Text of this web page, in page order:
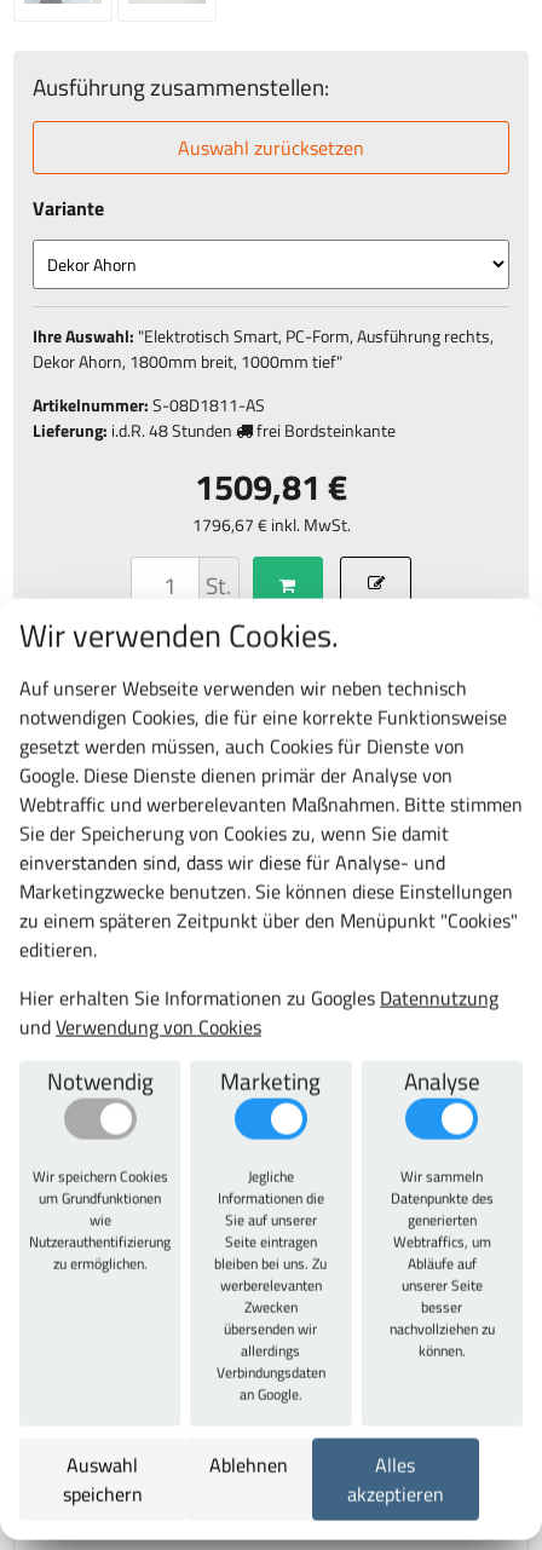
Ausführung zusammenstellen:
Auswahl zurücksetzen
Variante
Ihre Auswahl: "Elektrotisch Smart, PC-Form, Ausführung rechts,
Dekor Ahorn, 1800mm breit, 1000mm tief"
Artikelnummer:S-08D1811-AS
Lieferung: i.d.R.48 Stunden frei Bordsteinkante
1509,81 €
1796,67 € inkl. MwSt.
St.
Datenblatt
teilen
Artikelbeschreibung Zu diesem Artikel passt auch
Artikelbeschreibung
Elektro-Hubtisch Smart für ergonomisches arbeiten. Das
einer kratzunempfindlichen Pulverlackierung
beschichtet, silber. Höchste Stabilität durch den
Quertraverse. 25 mm starke Arbeitsplatte, Dreifach-
Feinspanplatte mit beidseitiger Melaminharz-
Beschichtung und 3 mm ABS Umleimer. Radius 3 mm
gerundet. Die max. Gesamthöhe 1200 mm ist Inklusive
Arbeitsplatte gemessen. Das Gestell ist von 700-1200
mm schnelle stufenlose 2-fach Teleskop-Hubmechanik
mit 1000 N Hubkraft, bei einem Geräuschniveau von
unter 42 dB. Belastbarkeit 100 kg, Hubgeschwindigkeit
30 mm/Sek. Motorisierung für Elektrotisch mit 1 Motor
in jedem Tischbein. Kabel-Zuführung optional. Die
Lieferung der Tische erfolgt als Komplettbausatz,
inklusive Aufbauanleitung zur einfachen und schnellen
Montage. Komplettmontage möglich, auf Anfrage!
Optionaler CPU-Halter auf Anfrage.
Wir verwenden Cookies.
Auf unserer Webseite verwenden wir neben technisch
notwendigen Cookies, die für eine korrekte Funktionsweise
gesetzt werden müssen, auch Cookies für Dienste von
Google. Diese Dienste dienen primär der Analyse von
Webtraffic und werberelevanten Maßnahmen. Bitte stimmen
Sie der Speicherung von Cookies zu, wenn Sie damit
einverstanden sind, dass wir diese für Analyse- und
Marketingzwecke benutzen. Sie können diese Einstellungen
zu einem späteren Zeitpunkt über den Menüpunkt "Cookies"
editieren.
Hier erhalten Sie Informationen zu Googles Datennutzung
undVerwendung von Cookies
Notwendig
Wir speichern Cookies
um Grundfunktionen
wie
Nutzerauthentifizierung
zu ermöglichen.
Marketing
Jegliche
Informationen die
Sie auf unserer
Seite eintragen
bleiben bei uns. Zu
werberelevanten
Zwecken
übersenden wir
allerdings
Verbindungsdaten
an Google.
Analyse
Wir sammeln
Datenpunkte des
generierten
Webtraffics, um
Abläufe auf
unserer Seite
besser
nachvollziehen zu
können.
Auswahl
speichern
Ablehnen
Alles
akzeptieren